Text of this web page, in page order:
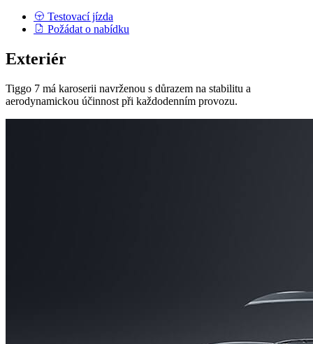
Testovací jízda
Požádat o nabídku
Exteriér
Tiggo 7 má karoserii navrženou s důrazem na stabilitu a
aerodynamickou účinnost při každodenním provozu.